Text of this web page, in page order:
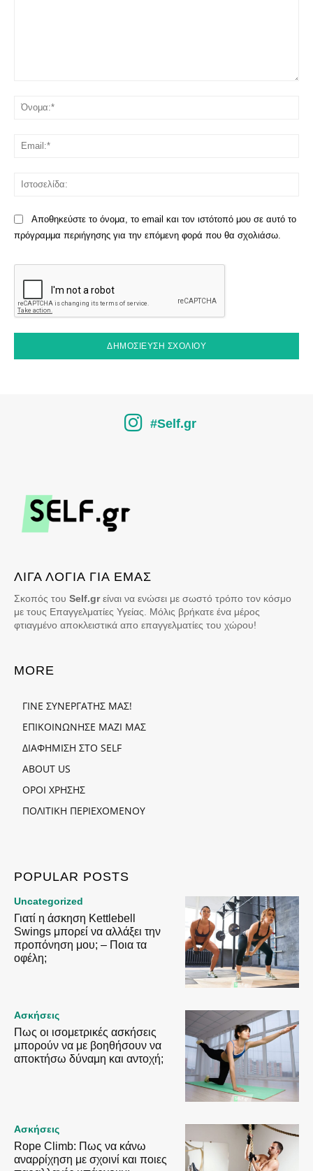
Αποθηκεύστε το όνομα, το email και τον ιστότοπό μου σε αυτό το
πρόγραμμα περιήγησης για την επόμενη φορά που θα σχολιάσω.
#Self.gr
ΛΙΓΑ ΛΟΓΙΑ ΓΙΑ ΕΜΑΣ
Σκοπός του Self.grείναι να ενώσει με σωστό τρόπο τον κόσμο
με τους Επαγγελματίες Υγείας. Μόλις βρήκατε ένα μέρος
φτιαγμένο αποκλειστικά απο επαγγελματίες του χώρου!
MORE
ΓΙΝΕ ΣΥΝΕΡΓΑΤΗΣ ΜΑΣ!
ΕΠΙΚΟΙΝΩΝΗΣΕ ΜΑΖΙ ΜΑΣ
ΔΙΑΦΗΜΙΣΗ ΣΤΟ SELF
ABOUT US
ΟΡΟΙ ΧΡΗΣΗΣ
ΠΟΛΙΤΙΚΗ ΠΕΡΙΕΧΟΜΕΝΟΥ
POPULAR POSTS
Uncategorized
Γιατί η άσκηση Kettlebell
Swings μπορεί να αλλάξει την
προπόνηση μου; – Ποια τα
οφέλη;
Ασκήσεις
Πως οι ισομετρικές ασκήσεις
μπορούν να με βοηθήσουν να
αποκτήσω δύναμη και αντοχή;
Ασκήσεις
Rope Climb: Πως να κάνω
αναρρίχηση με σχοινί και ποιες